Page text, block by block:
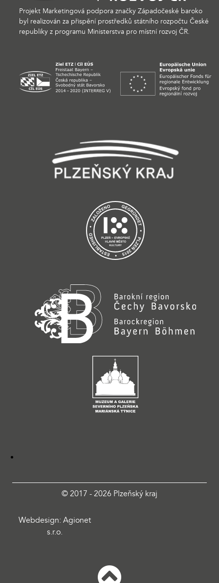
Projekt Marketingová podpora značky Západočeské baroko
byl realizován za přispění prostředků státního rozpočtu České
republiky z programu Ministerstva pro místní rozvoj ČR.
© 2017 - 2026 Plzeňský kraj
Webdesign: Agionet
s.r.o.